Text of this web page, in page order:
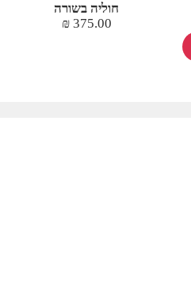
חוליה בשורה
375.00
₪